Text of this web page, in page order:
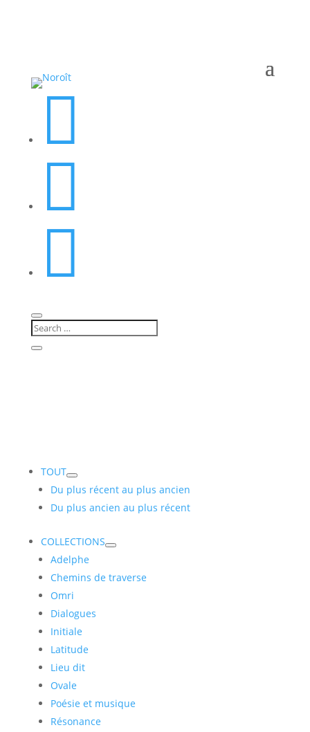



TOUT
Du plus récent au plus ancien
Du plus ancien au plus récent
COLLECTIONS
Adelphe
Chemins de traverse
Omri
Dialogues
Initiale
Latitude
Lieu dit
Ovale
Poésie et musique
Résonance